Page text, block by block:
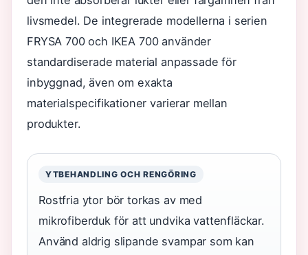
livsmedel. De integrerade modellerna i serien
FRYSA 700 och IKEA 700 använder
standardiserade material anpassade för
inbyggnad, även om exakta
materialspecifikationer varierar mellan
produkter.
YTBEHANDLING OCH RENGÖRING
Rostfria ytor bör torkas av med
mikrofiberduk för att undvika vattenfläckar.
Använd aldrig slipande svampar som kan